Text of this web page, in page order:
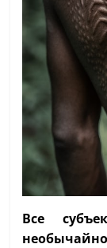
Все